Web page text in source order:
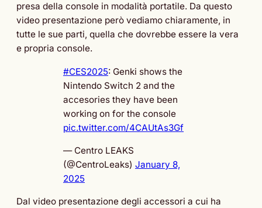
presa della console in modalità portatile. Da questo
video presentazione però vediamo chiaramente, in
tutte le sue parti, quella che dovrebbe essere la vera
e propria console.
#CES2025: Genki shows the
Nintendo Switch 2 and the
accesories they have been
working on for the console
pic.twitter.com/4CAUtAs3Gf
— Centro LEAKS
(@CentroLeaks) January 8,
2025
Dal video presentazione degli accessori a cui ha